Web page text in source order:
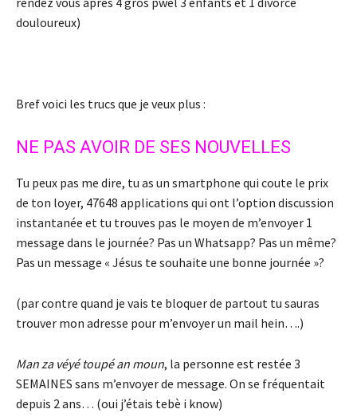
douloureux)
Bref voici les trucs que je veux plus :
NE PAS AVOIR DE SES NOUVELLES
Tu peux pas me dire, tu as un smartphone qui coute le prix
de ton loyer, 47648 applications qui ont l’option discussion
instantanée et tu trouves pas le moyen de m’envoyer 1
message dans le journée? Pas un Whatsapp? Pas un même?
Pas un message « Jésus te souhaite une bonne journée »?
(par contre quand je vais te bloquer de partout tu sauras
trouver mon adresse pour m’envoyer un mail hein….)
Man za véyé toupé an moun, la personne est restée 3
SEMAINES sans m’envoyer de message. On se fréquentait
depuis 2 ans… (oui j’étais tebè i know)